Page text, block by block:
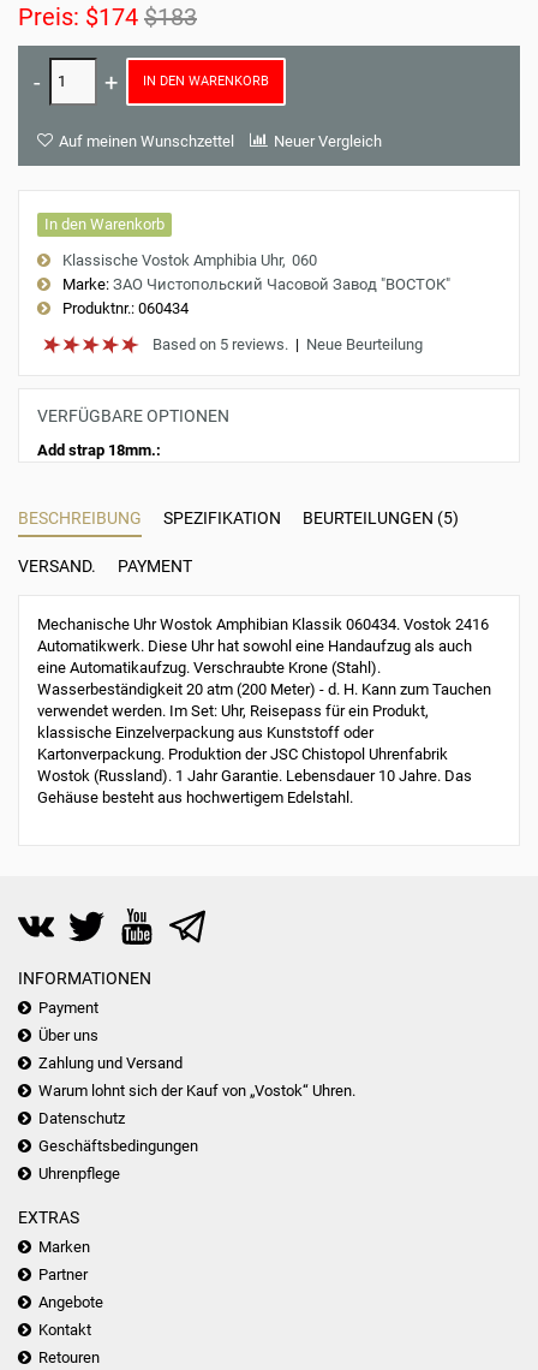
Preis: $174 $183
IN DEN WARENKORB
Auf meinen Wunschzettel Neuer Vergleich
In den Warenkorb
Klassische Vostok Amphibia Uhr 060
Marke: ЗАО Чистопольский Часовой Завод "ВОСТОК"
Produktnr.: 060434
Based on 5 reviews. | Neue Beurteilung
VERFÜGBARE OPTIONEN
Add strap 18mm.:
BESCHREIBUNG SPEZIFIKATION BEURTEILUNGEN (5)
VERSAND. PAYMENT
Mechanische Uhr Wostok Amphibian Klassik 060434. Vostok 2416
Automatikwerk. Diese Uhr hat sowohl eine Handaufzug als auch
eine Automatikaufzug. Verschraubte Krone (Stahl).
Wasserbeständigkeit 20 atm (200 Meter) - d. H. Kann zum Tauchen
verwendet werden. Im Set: Uhr, Reisepass für ein Produkt,
klassische Einzelverpackung aus Kunststoff oder
Kartonverpackung. Produktion der JSC Chistopol Uhrenfabrik
Wostok (Russland). 1 Jahr Garantie. Lebensdauer 10 Jahre. Das
Gehäuse besteht aus hochwertigem Edelstahl.
INFORMATIONEN
Payment
Über uns
Zahlung und Versand
Warum lohnt sich der Kauf von „Vostok“ Uhren.
Datenschutz
Geschäftsbedingungen
Uhrenpflege
EXTRAS
Marken
Partner
Angebote
Kontakt
Retouren